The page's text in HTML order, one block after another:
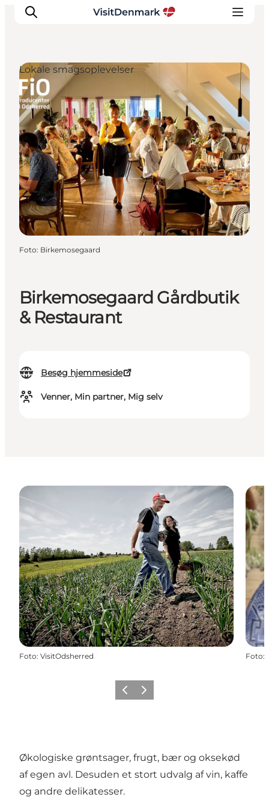
Inspiration
Destinationer
Oplevelser
Overnatning
Planlæg ferien
Birkemosegaard Gårdbutik
& Restaurant
Besøg hjemmeside
Venner, Min partner, Mig selv
Lokale smagsoplevelser
Foto: Birkemosegaard
Foto: VisitOdsherred Foto:
ForrigeNæste
Økologiske grøntsager, frugt, bær og oksekød
af egen avl. Desuden et stort udvalg af vin, kaffe
og andre delikatesser.